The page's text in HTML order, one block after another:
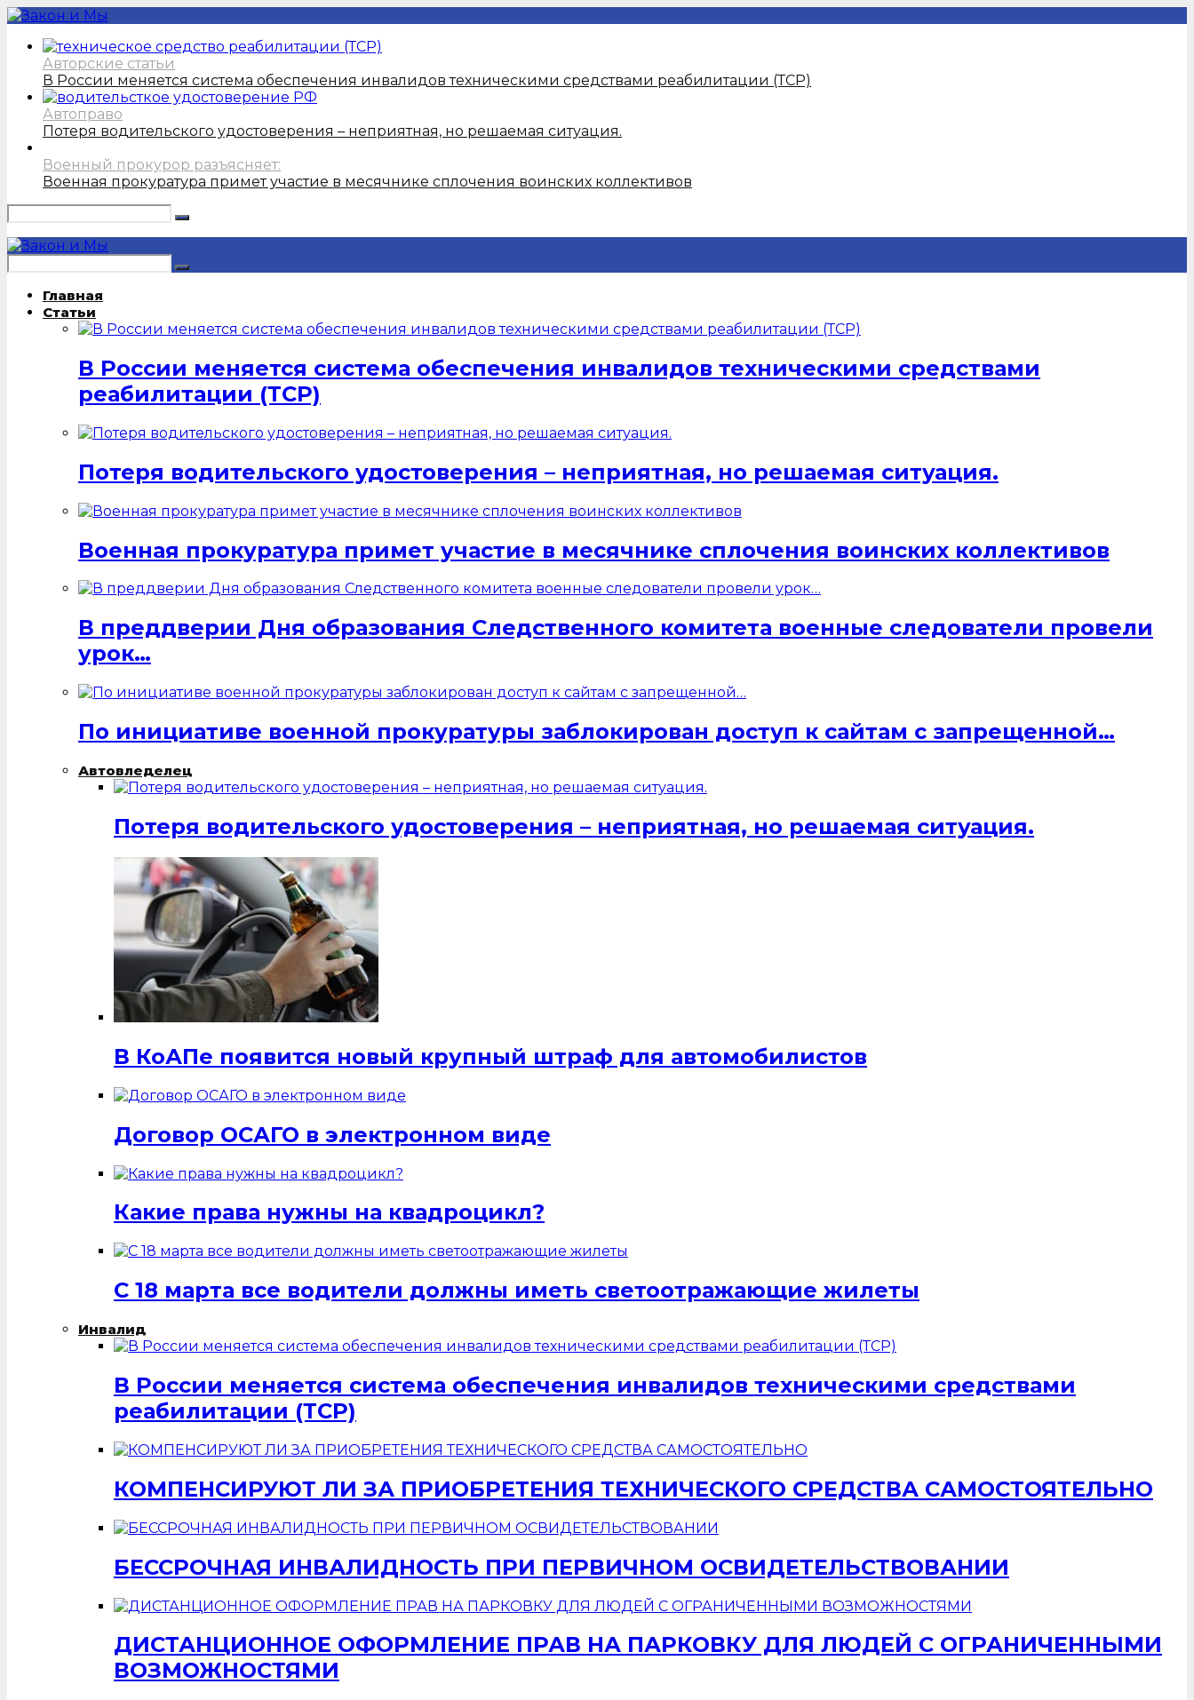
Авторские статьи
В России меняется система обеспечения инвалидов техническими средствами реабилитации (ТСР)
Автоправо
Потеря водительского удостоверения – неприятная, но решаемая ситуация.
Военный прокурор разъясняет:
Военная прокуратура примет участие в месячнике сплочения воинских коллективов
Главная
Статьи
В России меняется система обеспечения инвалидов техническими средствами
реабилитации (ТСР)
Потеря водительского удостоверения – неприятная, но решаемая ситуация.
Военная прокуратура примет участие в месячнике сплочения воинских коллективов
В преддверии Дня образования Следственного комитета военные следователи провели
урок…
По инициативе военной прокуратуры заблокирован доступ к сайтам с запрещенной…
Автовледелец
Потеря водительского удостоверения – неприятная, но решаемая ситуация.
В КоАПе появится новый крупный штраф для автомобилистов
Договор ОСАГО в электронном виде
Какие права нужны на квадроцикл?
С 18 марта все водители должны иметь светоотражающие жилеты
Инвалид
В России меняется система обеспечения инвалидов техническими средствами
реабилитации (ТСР)
КОМПЕНСИРУЮТ ЛИ ЗА ПРИОБРЕТЕНИЯ ТЕХНИЧЕСКОГО СРЕДСТВА САМОСТОЯТЕЛЬНО
БЕССРОЧНАЯ ИНВАЛИДНОСТЬ ПРИ ПЕРВИЧНОМ ОСВИДЕТЕЛЬСТВОВАНИИ
ДИСТАНЦИОННОЕ ОФОРМЛЕНИЕ ПРАВ НА ПАРКОВКУ ДЛЯ ЛЮДЕЙ С ОГРАНИЧЕННЫМИ
ВОЗМОЖНОСТЯМИ